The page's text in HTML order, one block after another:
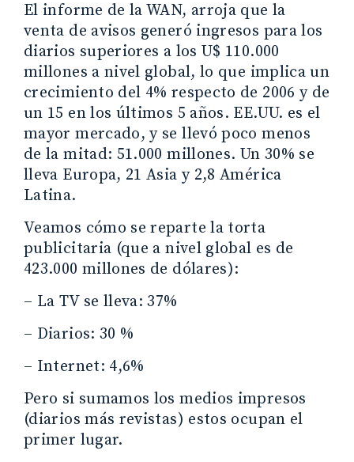
El informe de la WAN, arroja que la
venta de avisos generó ingresos para los
diarios superiores a los U$ 110.000
millones a nivel global, lo que implica un
crecimiento del 4% respecto de 2006 y de
un 15 en los últimos 5 años. EE.UU. es el
mayor mercado, y se llevó poco menos
de la mitad: 51.000 millones. Un 30% se
lleva Europa, 21 Asia y 2,8 América
Latina.
Veamos cómo se reparte la torta
publicitaria (que a nivel global es de
423.000 millones de dólares):
– La TV se lleva: 37%
– Diarios: 30 %
– Internet: 4,6%
Pero si sumamos los medios impresos
(diarios más revistas) estos ocupan el
primer lugar.